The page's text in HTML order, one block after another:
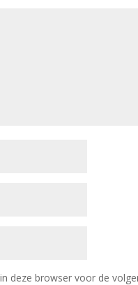
deze browser voor de